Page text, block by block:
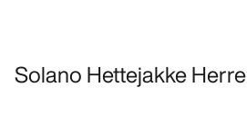
Solano Hettejakke Herre